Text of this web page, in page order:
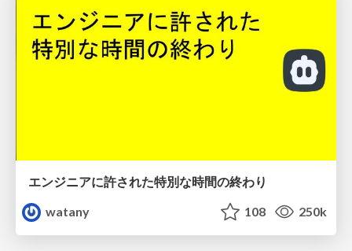
エンジニアに許された特別な時間の終わり
watany
108 250k